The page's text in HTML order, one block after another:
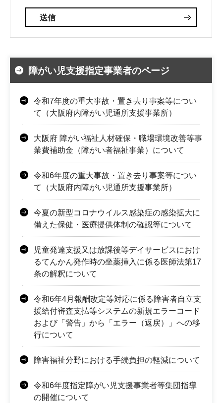
障がい児支援指定事業者のページ
令和7年度の重大事故・置き去り事案等につい
て（大阪府内障がい児通所支援事業所）
大阪府 障がい福祉人材確保・職場環境改善等事
業費補助金（障がい者福祉事業）について
令和6年度の重大事故・置き去り事案等につい
て（大阪府内障がい児通所支援事業所）
今夏の新型コロナウイルス感染症の感染拡大に
備えた保健・医療提供体制の確認等について
児童発達支援又は放課後等デイサービスにおけ
るてんかん発作時の坐薬挿入に係る医師法第17
条の解釈について
令和6年4月報酬改定等対応に係る障害者自立支
援給付審査支払等システムの新規エラーコード
および「警告」から「エラー（返戻）」への移
行について
障害福祉分野における手続負担の軽減について
令和6年度指定障がい児支援事業者等集団指導
の開催について